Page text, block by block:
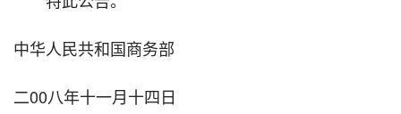
中华人民共和国商务部
二00八年十一月十四日